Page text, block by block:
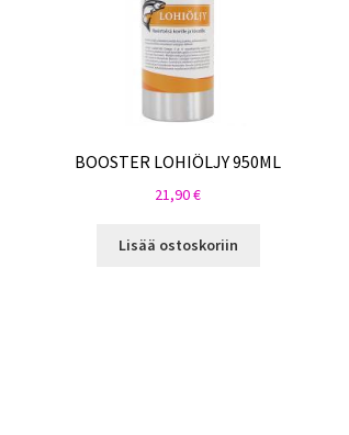
BOOSTER LOHIÖLJY 950ML
21,90€
Lisää ostoskoriin